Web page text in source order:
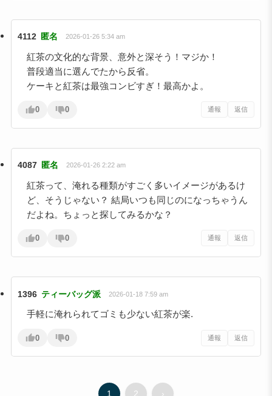
4112 匿名 2026-01-26 5:34 am
紅茶の文化的な背景、意外と深そう！マジか！
普段適当に選んでたから反省。
ケーキと紅茶は最強コンビすぎ！最高かよ。
0 0 通報 返信
4087 匿名 2026-01-26 2:22 am
紅茶って、淹れる種類がすごく多いイメージがあるけ
ど、そうじゃない？ 結局いつも同じのになっちゃうん
だよね。ちょっと探してみるかな？
0 0 通報 返信
1396 ティーバッグ派 2026-01-18 7:59 am
手軽に淹れられてゴミも少ない紅茶が楽.
0 0 通報 返信
1 2 ›